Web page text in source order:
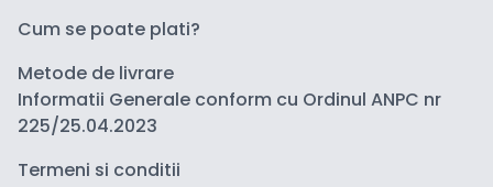
Cum se poate plati?
Metode de livrare
Informatii Generale conform cu Ordinul ANPC nr
225/25.04.2023
Termeni si conditii